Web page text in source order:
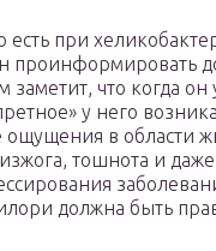
есть при
проинформировать
заметит, что когда он
у него
в области
тошнота и
должна быть